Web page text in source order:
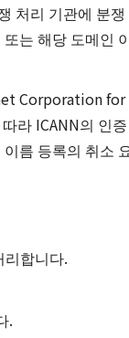
처리 기관에 분
는 해당 도메인
Corporation
라 ICANN의 인
름 등록의 취소
합니다.
.